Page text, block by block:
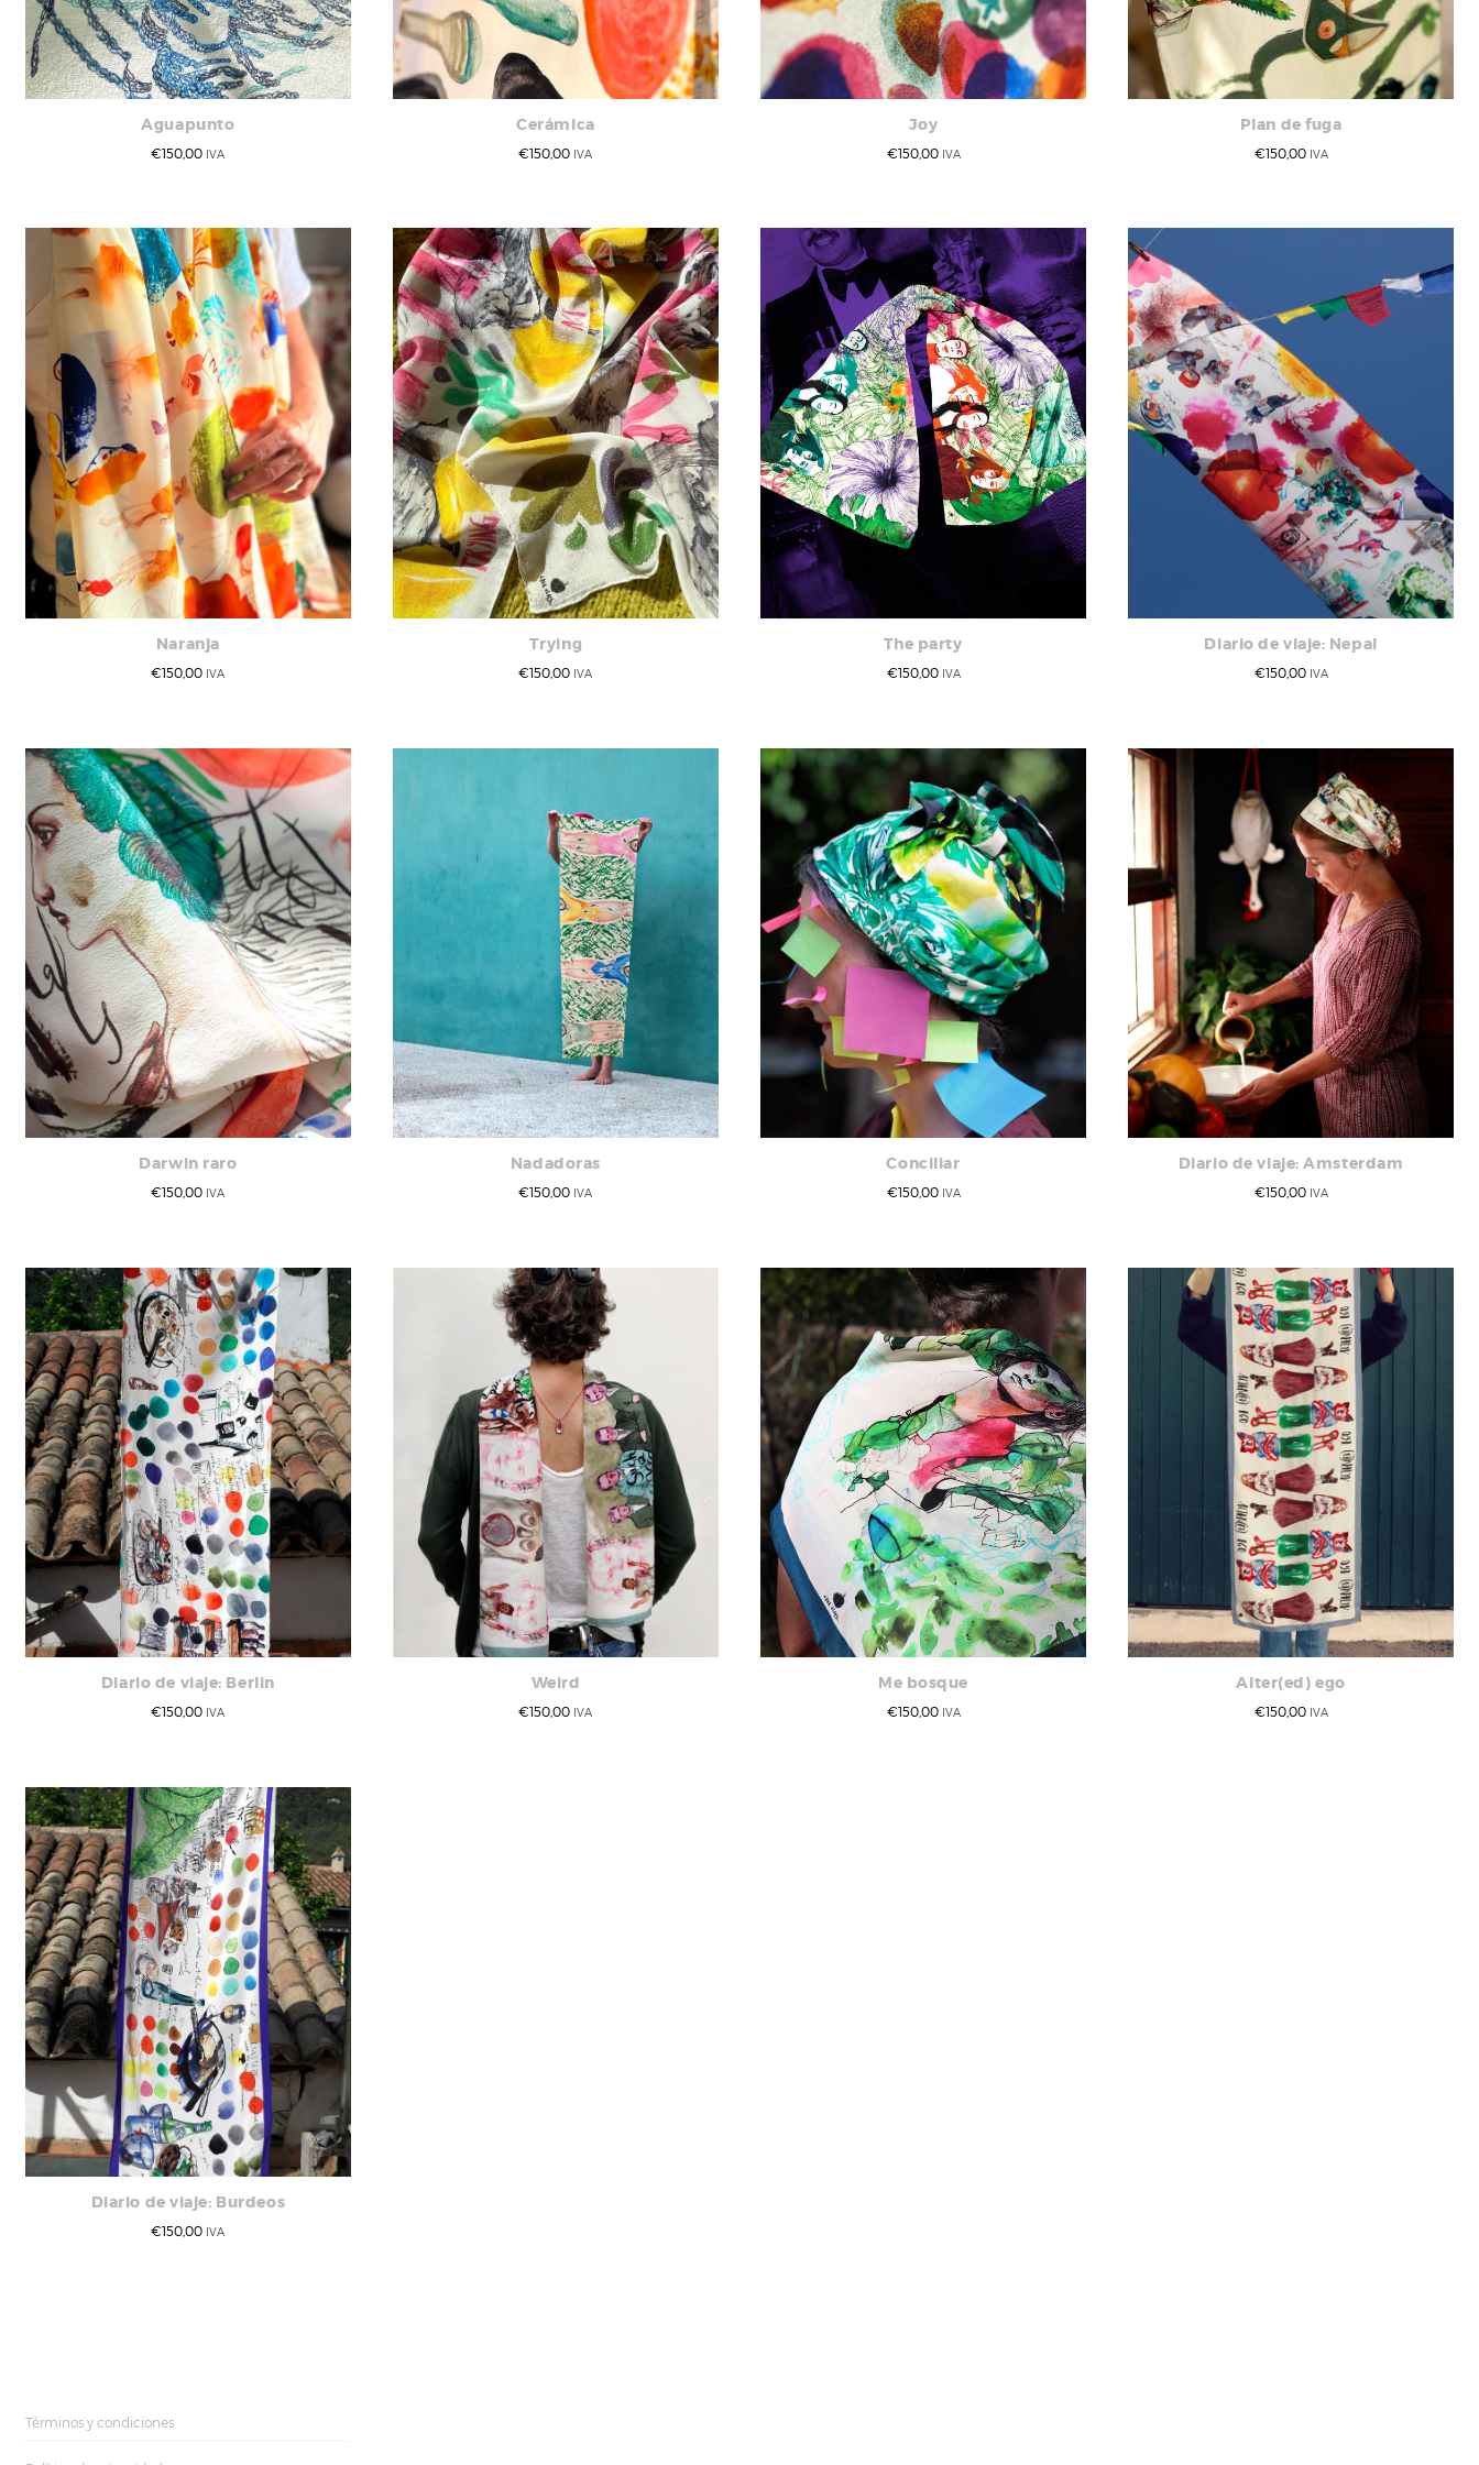
Aguapunto
€150,00 IVA
Cerámica
€150,00 IVA
Joy
€150,00 IVA
Plan de fuga
€150,00 IVA
Naranja
€150,00 IVA
Trying
€150,00 IVA
The party
€150,00 IVA
Diario de viaje: Nepal
€150,00 IVA
Darwin raro
€150,00 IVA
Nadadoras
€150,00 IVA
Conciliar
€150,00 IVA
Diario de viaje: Amsterdam
€150,00 IVA
Diario de viaje: Berlin
€150,00 IVA
Weird
€150,00 IVA
Me bosque
€150,00 IVA
Alter(ed) ego
€150,00 IVA
Diario de viaje: Burdeos
€150,00 IVA
Términos y condiciones